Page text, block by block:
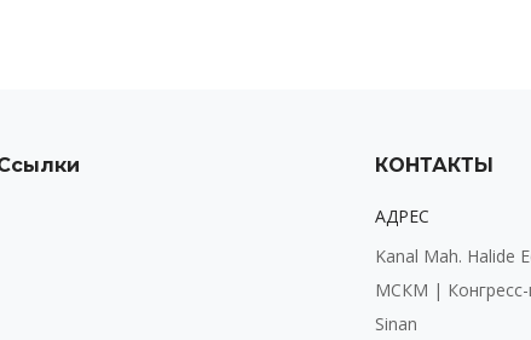
КОНТАКТЫ
АДРЕС
Kanal Mah. Halide
МСКМ | Конгресс-
Sinan